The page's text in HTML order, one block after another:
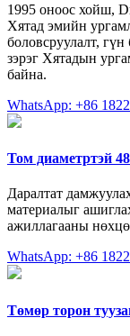
1995 оноос хойш,
Хятад эмийн
боловсруулалт,
зэрэг Хятадын
байна.
WhatsApp: +86
Том диаметртэй
Даралтат
материалыг
ажиллагааны
WhatsApp: +86
Төмөр торон